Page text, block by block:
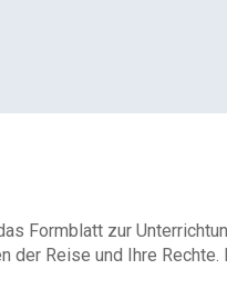
Formblatt zur
Reise und Ihre